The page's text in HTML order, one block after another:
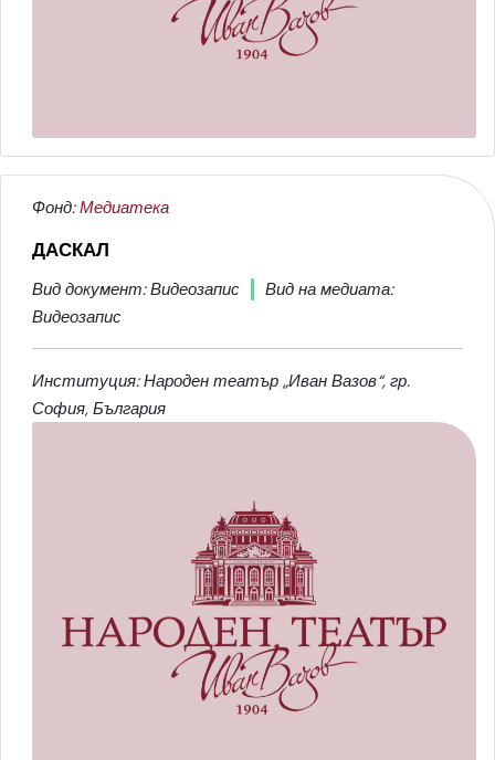
Фонд:Медиатека
ДАСКАЛ
Вид документ: Видеозапис
Вид на медиата:
Видеозапис
Институция: Народен театър „Иван Вазов“, гр.
София, България